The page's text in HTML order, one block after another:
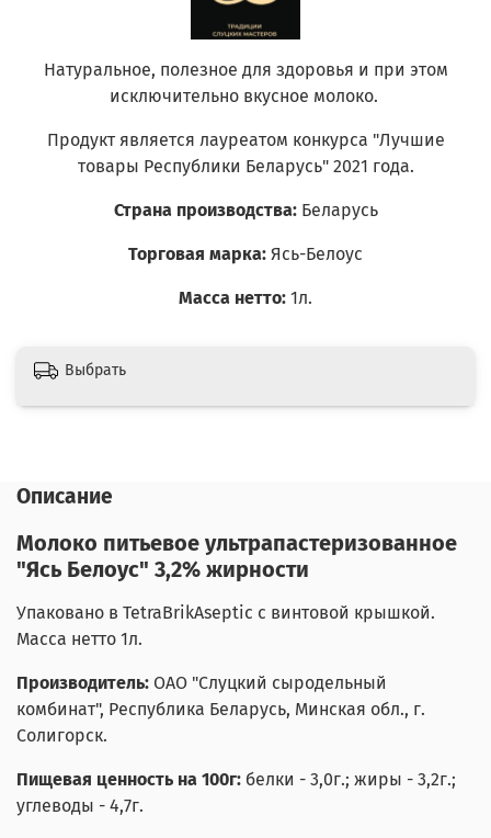
Натуральное, полезное для здоровья и при этом
исключительно вкусное молоко.
Продукт является лауреатом конкурса "Лучшие
товары Республики Беларусь" 2021 года.
Страна производства: Беларусь
Торговая марка: Ясь-Белоус
Масса нетто: 1л.
Выбрать
Описание
Молоко питьевое ультрапастеризованное
"Ясь Белоус" 3,2% жирности
Упаковано в TetraBrikAseptic с винтовой крышкой.
Масса нетто 1л.
Производитель: ОАО "Слуцкий сыродельный
комбинат", Республика Беларусь, Минская обл., г.
Солигорск.
Пищевая ценность на 100г: белки - 3,0г.; жиры - 3,2г.;
углеводы - 4,7г.